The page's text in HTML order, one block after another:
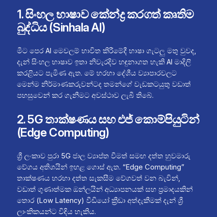
1. සිංහල භාෂාව කේන්ද්‍ර කරගත් කෘතිම
බුද්ධිය (Sinhala AI)
මීට පෙර AI මෙවලම් භාවිත කිරීමේදී භාෂා ගැටලු මතු වුවද,
දැන් සිංහල භාෂාව ඉතා නිවැරදිව හඳුනාගත හැකි AI මාදිලි
කරළියට පැමිණ ඇත. මේ හරහා දේශීය ව්‍යාපාරවලට
මෙන්ම නිර්මාණකරුවන්ටද තමන්ගේ වැඩකටයුතු වඩාත්
පහසුවෙන් කර ගැනීමට අවස්ථාව ලැබී තිබේ.
2. 5G තාක්ෂණය සහ එජ් කොම්පියුටින්
(Edge Computing)
ශ්‍රී ලංකාව පුරා 5G ජාල ව්‍යාප්ත වීමත් සමඟ දත්ත හුවමාරු
වේගය අතිශයින් ඉහළ ගොස් ඇත. “Edge Computing”
තාක්ෂණය හරහා දත්ත සැකසීම වේගවත් වන බැවින්,
වඩාත් ගුණාත්මක ඔන්ලයින් අධ්‍යාපනයක් සහ ප්‍රමාදයකින්
තොර (Low Latency) වීඩියෝ ක්‍රීඩා අත්දැකීමක් දැන් ශ්‍රී
ලාංකිකයන්ට විඳිය හැකිය.